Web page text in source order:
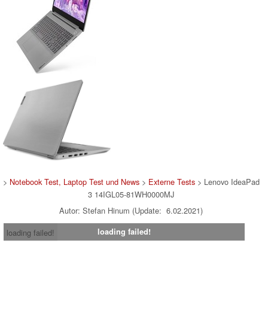
> Notebook Test, Laptop Test und News> Externe Tests> Lenovo IdeaPad
3 14IGL05-81WH0000MJ
Autor: Stefan Hinum (Update: 6.02.2021)
loading failed!
loading failed!